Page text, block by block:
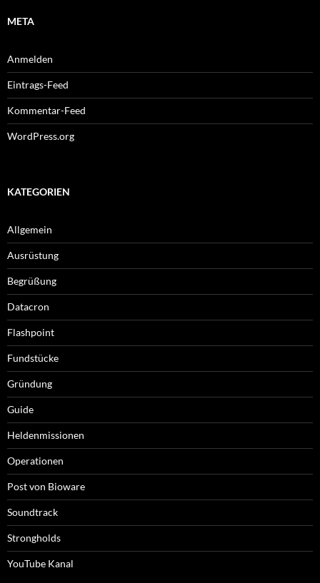
META
Anmelden
Eintrags-Feed
Kommentar-Feed
WordPress.org
KATEGORIEN
Allgemein
Ausrüstung
Begrüßung
Datacron
Flashpoint
Fundstücke
Gründung
Guide
Heldenmissionen
Operationen
Post von Bioware
Soundtrack
Strongholds
YouTube Kanal